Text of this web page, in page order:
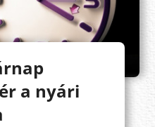
a nyári